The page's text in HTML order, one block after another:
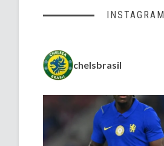
INSTAGRAM
chelsbrasil